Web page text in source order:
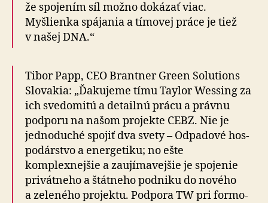
že spo­je­ním síl možno dokázať viac.
Myšlienka spájania a tímovej práce je tiež
v našej DNA.“
Tibor Papp, CEO Brantner Green Solutions
Slovakia: „Ďakujeme tímu Taylor Wessing za
ich svedomitú a detailnú prácu a právnu
podporu na našom projekte CEBZ. Nie je
jedno­duché spojiť dva svety – Odpadové hos­
po­dárstvo a ener­ge­ti­ku; no ešte
komplexnejšie a zau­jí­ma­vejšie je spojenie
privátneho a štátneho podniku do nového
a ze­le­né­ho projektu. Podpora TW pri for­mo­